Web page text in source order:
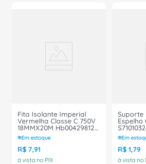
Fita Isolante Imperial
Vermelha Classe C 750V
18MMX20M Hb004298129
3MEm estoque
R$ 7,91
à vista no PIX
Suporte
Espelho
Em
R$ 1,79
à vista no